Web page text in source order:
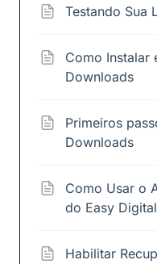
Testando Sua
Como Instalar
Downloads
Primeiros
Downloads
Como Usar o
do Easy
Habilitar